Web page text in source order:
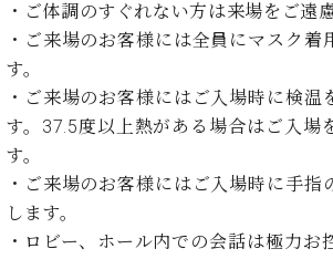
ベ
シ
ュ
イ
ン
ン
ベ
ヒ
タ
イ
ン・
シ
ュ
ト
レ
ッ
ス
ン
イ
ベヒ
シュ
タイ
ン・
シュ
ーレ
音楽
教室
会
社
案
お
問
合
・ご体調のすぐれない方は来場をご遠
・ご来場のお客様には全員にマスク着
す。
・ご来場のお客様にはご入場時に検温
す。37.5度以上熱がある場合はご入場
す。
・ご来場のお客様にはご入場時に手指
します。
・ロビー、ホール内での会話は極力お